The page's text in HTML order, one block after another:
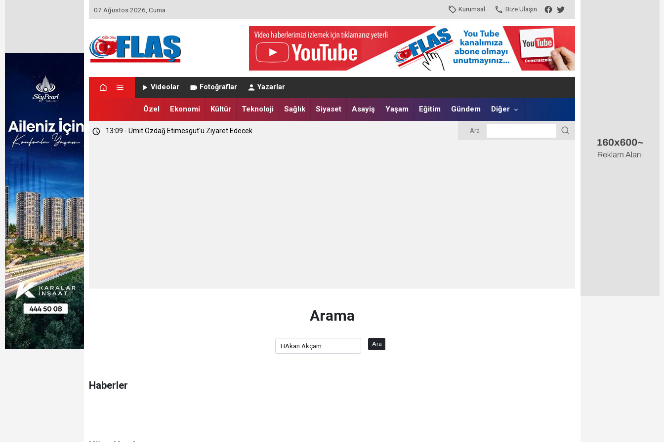
07 Ağustos 2026, Cuma Kurumsal Bize Ulaşın
Videolar Fotoğraflar Yazarlar
Özel Ekonomi Kültür Teknoloji Sağlık Siyaset Asayiş Yaşam Eğitim Gündem Diğer
23:46 - Memet Yula'dan Etimesgut Değerlendirmesi
13:09 - Ümit Özdağ Etimesgut'u Ziyaret Edecek Ara
Arama
Ara
Haberler